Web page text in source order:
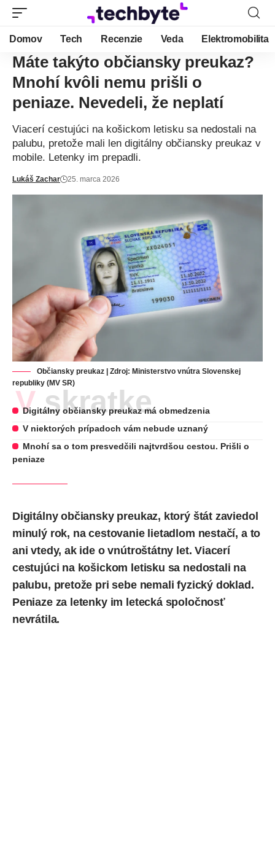
Domov Tech Recenzie Veda Elektromobilita
Máte takýto občiansky preukaz?
Mnohí kvôli nemu prišli o
peniaze. Nevedeli, že neplatí
Viacerí cestujúci na košickom letisku sa nedostali na
palubu, pretože mali len digitálny občiansky preukaz v
mobile. Letenky im prepadli.
Lukáš Zachar 25. marca 2026
Občiansky preukaz | Zdroj: Ministerstvo vnútra Slovenskej
republiky (MV SR)
V skratke
Digitálny občiansky preukaz má obmedzenia
V niektorých prípadoch vám nebude uznaný
Mnohí sa o tom presvedčili najtvrdšou cestou. Prišli o
peniaze
Digitálny občiansky preukaz, ktorý štát zaviedol
minulý rok, na cestovanie lietadlom nestačí, a to
ani vtedy, ak ide o vnútroštátny let. Viacerí
cestujúci na košickom letisku sa nedostali na
palubu, pretože pri sebe nemali fyzický doklad.
Peniaze za letenky im letecká spoločnosť
nevrátila.